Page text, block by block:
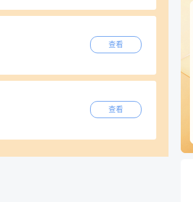
查看
查看